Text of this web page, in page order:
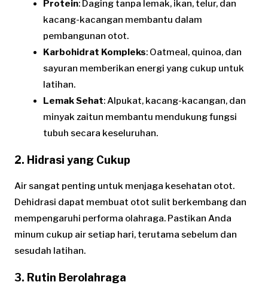
Protein: Daging tanpa lemak, ikan, telur, dan
kacang-kacangan membantu dalam
pembangunan otot.
Karbohidrat Kompleks: Oatmeal, quinoa, dan
sayuran memberikan energi yang cukup untuk
latihan.
Lemak Sehat: Alpukat, kacang-kacangan, dan
minyak zaitun membantu mendukung fungsi
tubuh secara keseluruhan.
2. Hidrasi yang Cukup
Air sangat penting untuk menjaga kesehatan otot.
Dehidrasi dapat membuat otot sulit berkembang dan
mempengaruhi performa olahraga. Pastikan Anda
minum cukup air setiap hari, terutama sebelum dan
sesudah latihan.
3. Rutin Berolahraga